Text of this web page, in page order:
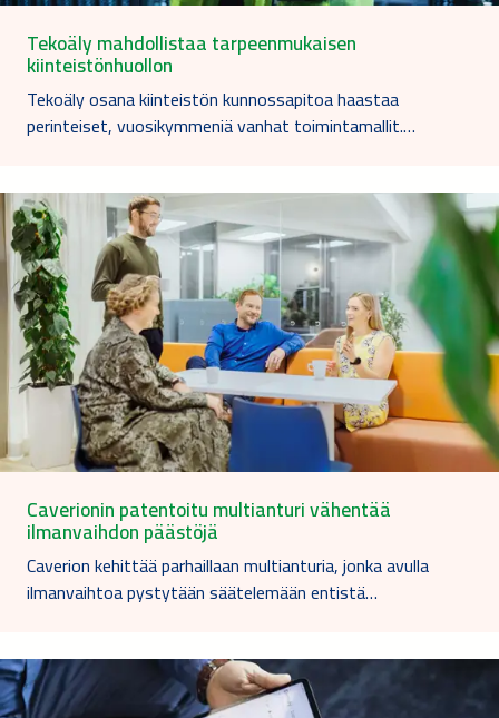
Tekoäly mahdollistaa tarpeenmukaisen
kiinteistönhuollon
Tekoäly osana kiinteistön kunnossapitoa haastaa
perinteiset, vuosikymmeniä vanhat toimintamallit.…
Caverionin patentoitu multianturi vähentää
ilmanvaihdon päästöjä
Caverion kehittää parhaillaan multianturia, jonka avulla
ilmanvaihtoa pystytään säätelemään entistä…